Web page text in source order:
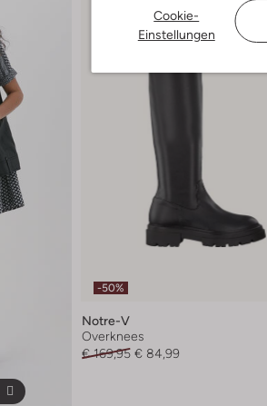
Cookie-
Einstellungen
-50%
Notre-V
Overknees
€ 169,95 € 84,99